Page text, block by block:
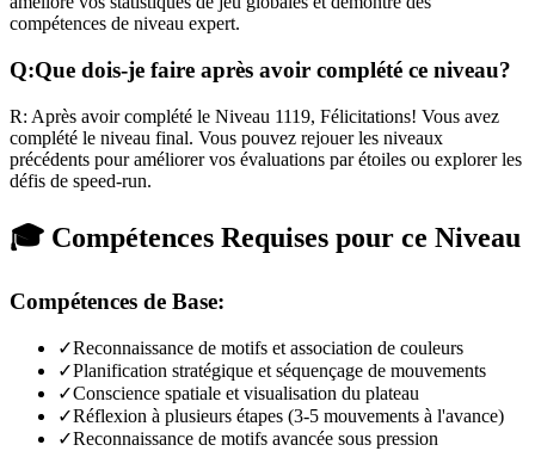
compétences de niveau expert.
Q:Que dois-je faire après avoir complété ce niveau?
R: Après avoir complété le Niveau 1119, Félicitations! Vous avez
complété le niveau final. Vous pouvez rejouer les niveaux
précédents pour améliorer vos évaluations par étoiles ou explorer les
défis de speed-run.
🎓 Compétences Requises pour ce Niveau
Compétences de Base:
✓Reconnaissance de motifs et association de couleurs
✓Planification stratégique et séquençage de mouvements
✓Conscience spatiale et visualisation du plateau
✓Réflexion à plusieurs étapes (3-5 mouvements à l'avance)
✓Reconnaissance de motifs avancée sous pression